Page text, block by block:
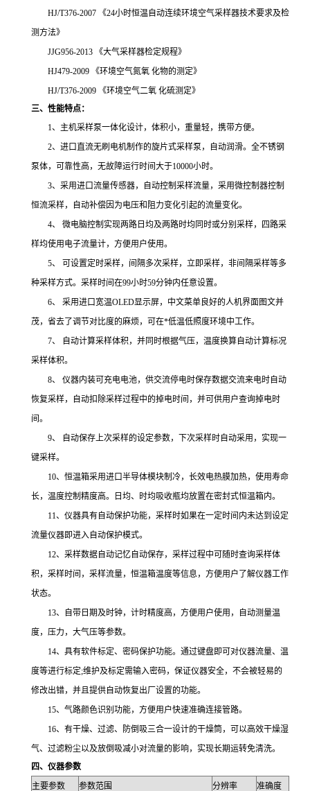
HJ/T376-2007 《24小时恒温自动连续环境空气采样器技术要求及检
测方法》
JJG956-2013 《大气采样器检定规程》
HJ479-2009 《环境空气氮氧 化物的测定》
HJ/T376-2009 《环境空气二氧 化硫测定》
三、性能特点：
1、主机采样泵一体化设计，体积小，重量轻，携带方便。
2、进口直流无刷电机制作的旋片式采样泵，自动润滑。全不锈钢
泵体，可靠性高，无故障运行时间大于10000小时。
3、采用进口流量传感器，自动控制采样流量，采用微控制器控制
恒流采样，自动补偿因为电压和阻力变化引起的流量变化。
4、 微电脑控制实现两路日均及两路时均同时或分别采样，四路采
样均使用电子流量计，方便用户使用。
5、 可设置定时采样，间隔多次采样，立即采样，非间隔采样等多
种采样方式。采样时间在99小时59分钟内任意设置。
6、 采用进口宽温OLED显示屏，中文菜单良好的人机界面图文并
茂，省去了调节对比度的麻烦，可在*低温低照度环境中工作。
7、 自动计算采样体积，并同时根据气压，温度换算自动计算标况
采样体积。
8、 仪器内装可充电电池，供交流停电时保存数据交流来电时自动
恢复采样，自动扣除采样过程中的掉电时间，并可供用户查询掉电时
间。
9、 自动保存上次采样的设定参数，下次采样时自动采用，实现一
键采样。
10、恒温箱采用进口半导体模块制冷，长效电热膜加热，使用寿命
长，温度控制精度高。日均、时均吸收瓶均放置在密封式恒温箱内。
11、仪器具有自动保护功能，采样时如果在一定时间内未达到设定
流量仪器即进入自动保护模式。
12、采样数据自动记忆自动保存，采样过程中可随时查询采样体
积，采样时间，采样流量，恒温箱温度等信息，方便用户了解仪器工作
状态。
13、自带日期及时钟，计时精度高，方便用户使用，自动测量温
度，压力，大气压等参数。
14、具有软件标定、密码保护功能。通过键盘即可对仪器流量、温
度等进行标定;维护及标定需输入密码，保证仪器安全，不会被轻易的
修改出错，并且提供自动恢复出厂设置的功能。
15、气路颜色识别功能，方便用户快速准确连接管路。
16、有干燥、过滤、防倒吸三合一设计的干燥筒，可以高效干燥湿
气、过滤粉尘以及放倒吸减小对流量的影响，实现长期运转免清洗。
四、仪器参数
主要参数
参数范围 分辨率 准确度